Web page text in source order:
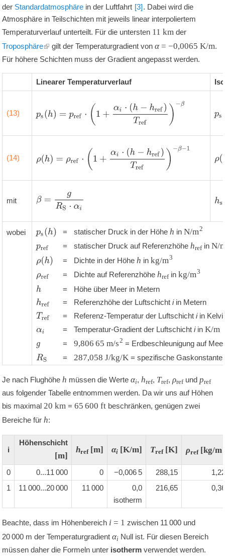
der Standardatmosphäre in der Luftfahrt [3]. Dabei wird die
Atmosphäre in Teilschichten mit jeweils linear interpoliertem
Temperaturverlauf unterteilt. Für die untersten 11 km der
Troposphäre
gilt der Temperaturgradient vonα =−0,0065 K/m.
Für höhere Schichten muss der Gradient angepasst werden.
Linearer Temperaturverlauf
(13)
⋅( (h ref) ef) β
(14)
⋅( (h ref) f) β− 1
mit
S⋅α
wobei ps(h) = statischer Druck in der Höhe h in N/m2
pref = statischer Druck auf Referenzhöhe hrefin N/
ρ(h) = Dichte in der Höhe h in kg/m3
ρref = Dichte auf Referenzhöhe hrefin kg/m3
h =
Höhe über Meer in Metern
href = Referenzhöhe der Luftschicht iin Metern
Tref = Referenz-Temperatur der Luftschicht iin
αi = Temperatur-Gradient der Luftschicht iin K/m
g = 9,806 65 m/s2 = Erdbeschleunigung auf
RS = 287,058 J/kg/K = spezifische Gaskonstante
Je nach Flughöheh müssen die Werteαi,href, Tref,ρrefund pref
aus folgender Tabelle entnommen werden. Da wir uns auf Höhen
bis maximal 20 km =65 600 ft beschränken, genügen zwei
Bereiche fürh:
i
Höhenschicht
[m]
href[m] αi[K/m] Tref[K] ρref[kg/m
0 0...11 000 0 −0,006 5 288,15
1
11 000...20 000 11 000
0,0
isotherm
216,65
Beachte, dass im Höhenbereich i = 1 zwischen 11 000 und
20 000 m der Temperaturgradientαi Null ist. Für diesen Bereich
müssen daher die Formeln unter isotherm verwendet werden.